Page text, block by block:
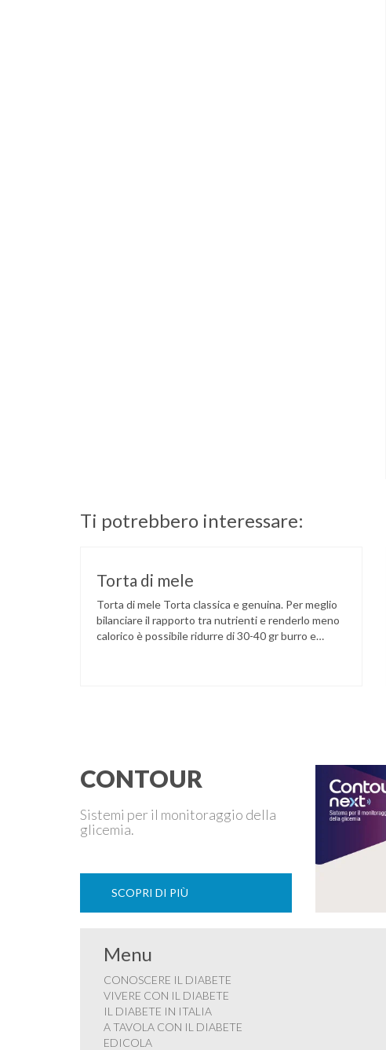
Ti potrebbero interessare:
Torta di mele
Torta di mele Torta classica e genuina. Per meglio
bilanciare il rapporto tra nutrienti e renderlo meno
calorico è possibile ridurre di 30-40 gr burro e
CONTOUR
Sistemi per il monitoraggio della
glicemia.
SCOPRI DI PIÙ
Menu
CONOSCERE IL DIABETE
VIVERE CON IL DIABETE
IL DIABETE IN ITALIA
A TAVOLA CON IL DIABETE
EDICOLA